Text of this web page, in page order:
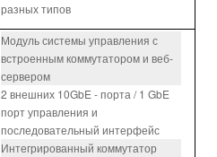
разных типов
Модуль системы управления с
встроенным коммутатором и веб-
сервером
2 внешних 10GbE - порта / 1 GbE
порт управления и
последовательный интерфейс
Интегрированный коммутатор